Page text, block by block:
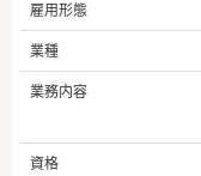
雇用形態
業種
業務内容
資格